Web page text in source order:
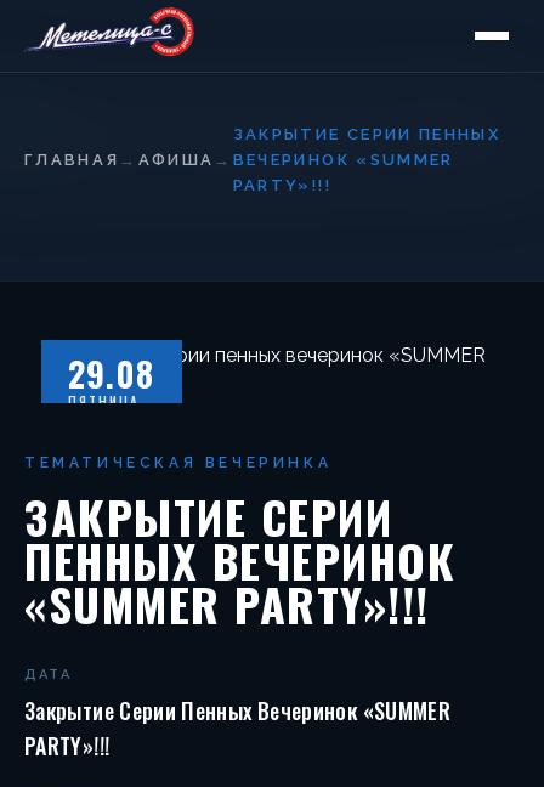
ГЛАВНАЯ → АФИША →
ЗАКРЫТИЕ СЕРИИ ПЕННЫХ
ВЕЧЕРИНОК «SUMMER
PARTY»!!!
29.08
ПЯТНИЦА
ТЕМАТИЧЕСКАЯ ВЕЧЕРИНКА
ЗАКРЫТИЕ СЕРИИ
ПЕННЫХ ВЕЧЕРИНОК
«SUMMER PARTY»!!!
ДАТА
Закрытие Серии Пенных Вечеринок «SUMMER
PARTY»!!!